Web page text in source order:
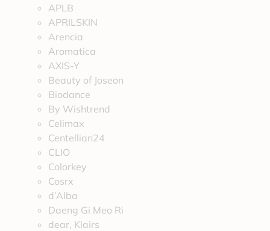
APLB
APRILSKIN
Arencia
Aromatica
AXIS-Y
Beauty of Joseon
Biodance
By Wishtrend
Celimax
Centellian24
CLIO
Colorkey
Cosrx
d’Alba
Daeng Gi Meo Ri
dear, Klairs